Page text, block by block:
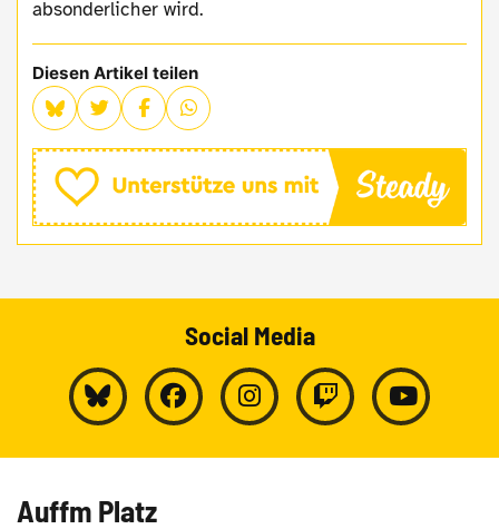
absonderlicher wird.
Diesen Artikel teilen
Social Media
Auffm Platz